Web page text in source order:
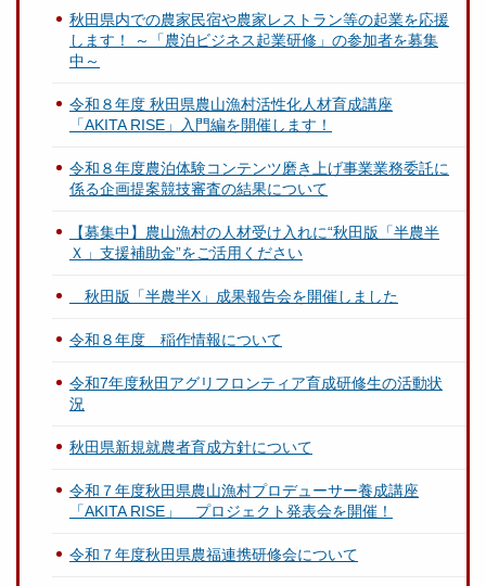
秋田県内での農家民宿や農家レストラン等の起業を応援
します！ ～「農泊ビジネス起業研修」の参加者を募集
中～
令和８年度 秋田県農山漁村活性化人材育成講座
「AKITA RISE」入門編を開催します！
令和８年度農泊体験コンテンツ磨き上げ事業業務委託に
係る企画提案競技審査の結果について
【募集中】農山漁村の人材受け入れに“秋田版「半農半
Ｘ」支援補助金”をご活用ください
秋田版「半農半X」成果報告会を開催しました
令和８年度 稲作情報について
令和7年度秋田アグリフロンティア育成研修生の活動状
況
秋田県新規就農者育成方針について
令和７年度秋田県農山漁村プロデューサー養成講座
「AKITA RISE」 プロジェクト発表会を開催！
令和７年度秋田県農福連携研修会について